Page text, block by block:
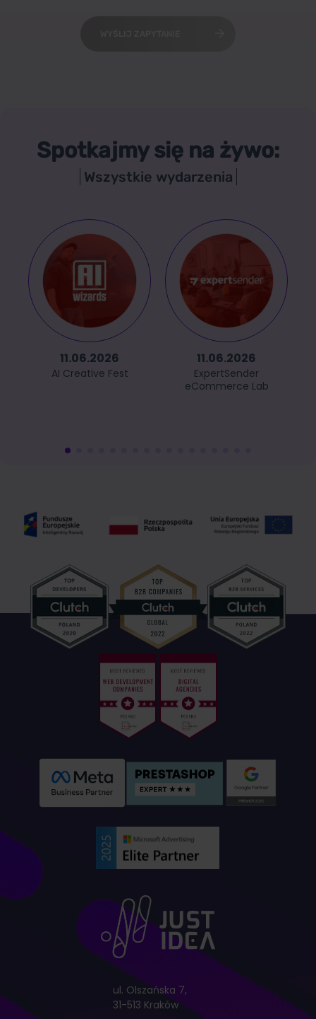
Spotkajmy się na żywo:
Wszystkie wydarzenia
11.06.2026
AI Creative Fest
11.06.2026
ExpertSender
eCommerce Lab
ul. Olszańska 7,
31-513 Kraków